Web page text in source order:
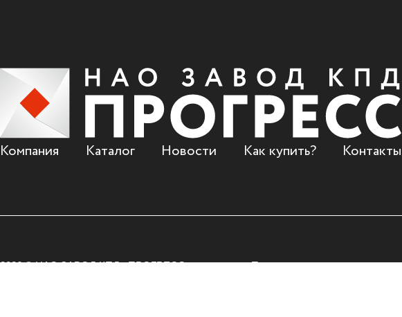
Компания Каталог Новости Как купить? Контакты
2026 © НАО ЗАВОД КПД «ПРОГРЕСС» Пользовательское соглашение